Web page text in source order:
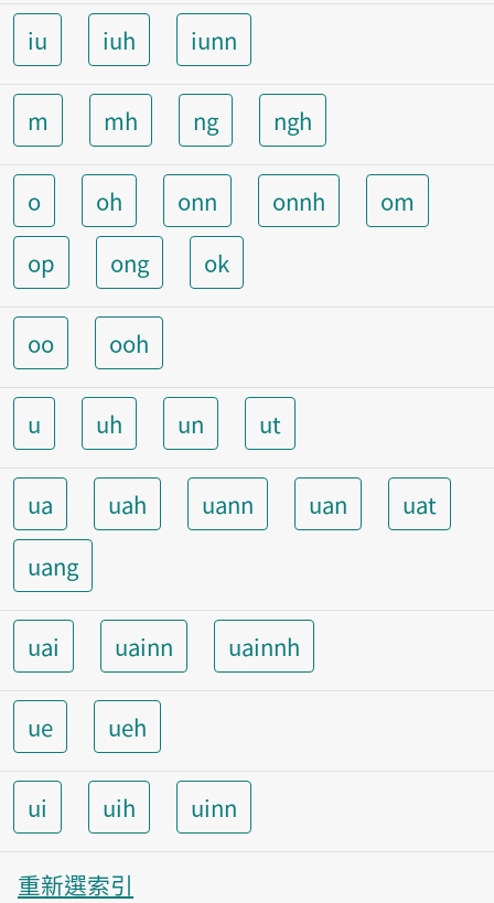
iu iuh iunn
m mh ng ngh
o oh onn onnh
om
op
ong ok
oo ooh
u uh un ut
ua uah uann uan
uat
uang
uai uainn uainnh
ue ueh
ui uih uinn
重新選索引